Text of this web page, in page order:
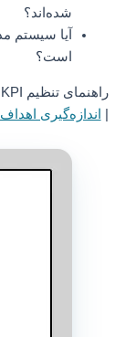
شده‌اند؟
آیا سیستم
است؟
راهنمای تنظیم KPI و اهداف:
اندازه‌گیری